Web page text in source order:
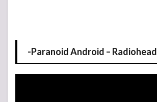
-Paranoid Android – Radiohead